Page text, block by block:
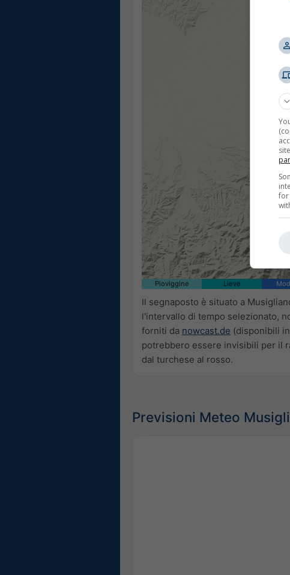
Pioviggine Lieve
Il segnaposto è situato a
l'intervallo di tempo selezionato,
forniti da nowcast.de (disponibili
potrebbero essere invisibili per il
dal turchese al rosso.
Previsioni Meteo
for